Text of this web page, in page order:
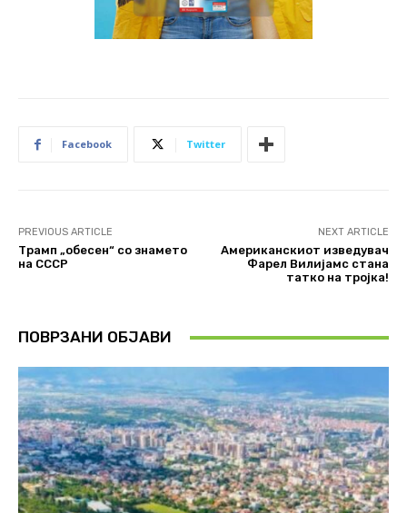
Facebook Twitter
PREVIOUS ARTICLE
Трамп „обесен“ со знамето
на СССР
NEXT ARTICLE
Американскиот изведувач
Фарел Вилијамс стана
татко на тројка!
ПОВРЗАНИ ОБЈАВИ